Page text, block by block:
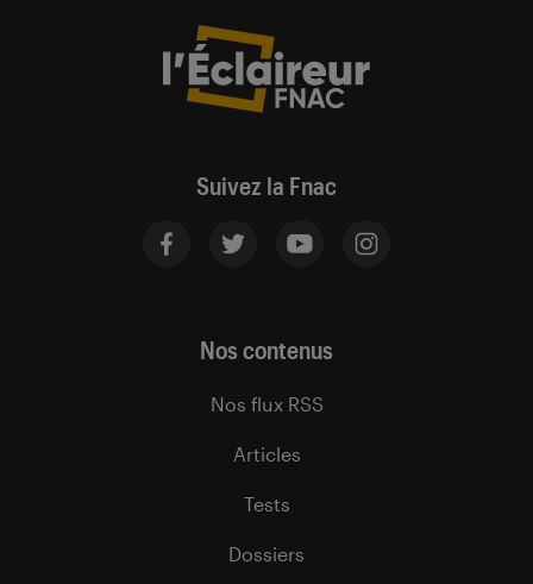
Suivez la Fnac
Nos contenus
Nos flux RSS
Articles
Tests
Dossiers